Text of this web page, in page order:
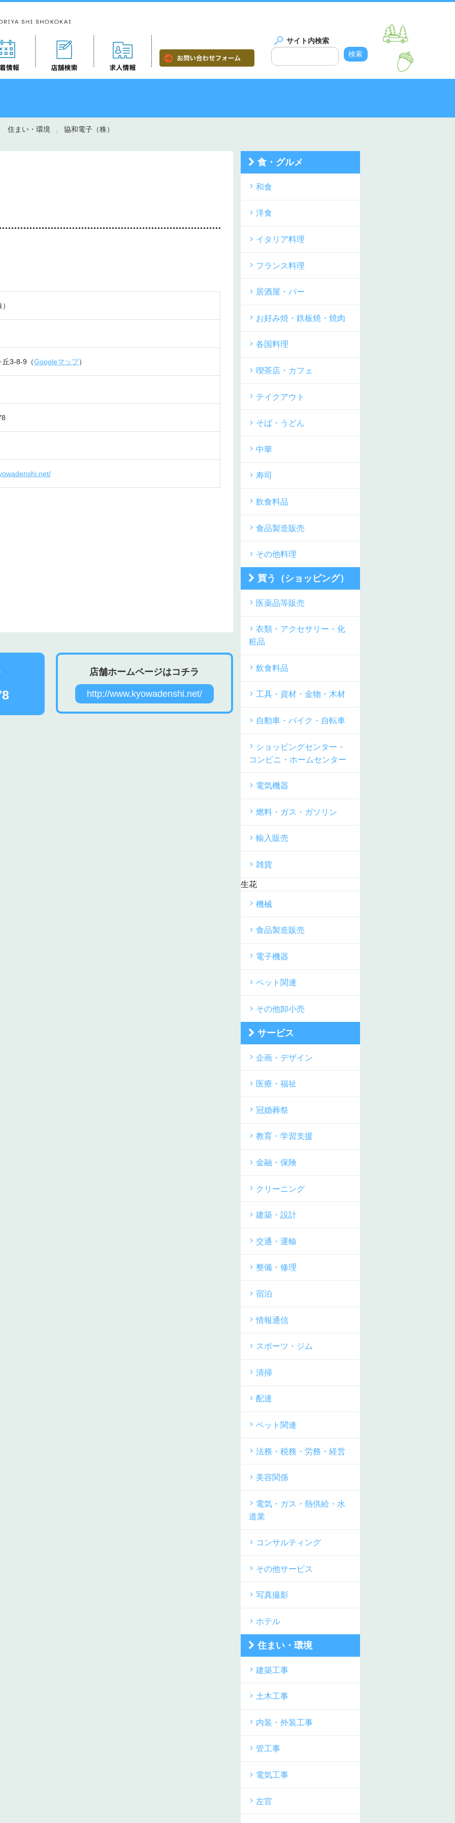
サイト内検索
住まい・環境 協和電子（株）
丘3-8-9（Googleマップ）
店舗ホームページはコチラ
http://www.kyowadenshi.net/
食・グルメ
和食
洋食
イタリア料理
フランス料理
居酒屋・バー
お好み焼・鉄板焼・焼肉
各国料理
喫茶店・カフェ
テイクアウト
そば・うどん
中華
寿司
飲食料品
食品製造販売
その他料理
買う（ショッピング）
医薬品等販売
衣類・アクセサリー・化
粧品
飲食料品
工具・資材・金物・木材
自動車・バイク・自転車
ショッピングセンター・
コンビニ・ホームセンター
電気機器
燃料・ガス・ガソリン
輸入販売
雑貨
生花
機械
食品製造販売
電子機器
ペット関連
その他卸小売
サービス
企画・デザイン
医療・福祉
冠婚葬祭
教育・学習支援
金融・保険
クリーニング
建築・設計
交通・運輸
整備・修理
宿泊
情報通信
スポーツ・ジム
清掃
配達
ペット関連
法務・税務・労務・経営
美容関係
電気・ガス・熱供給・水
道業
コンサルティング
その他サービス
写真撮影
ホテル
住まい・環境
建築工事
土木工事
内装・外装工事
管工事
電気工事
左官